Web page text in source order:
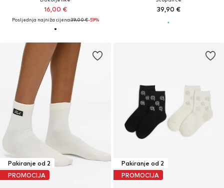
16,00 €
Posljednja najniža cijena:39,00 €-59%
39,90 €
Pakiranje od 2
PROMOCIJA
Pakiranje od 2
PROMOCIJA